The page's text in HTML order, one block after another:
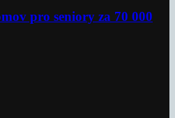
pro seniory za 70 000